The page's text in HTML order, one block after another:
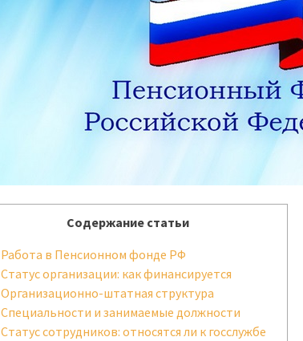
Содержание статьи
Работа в Пенсионном фонде РФ
Статус организации: как финансируется
Организационно-штатная структура
Специальности и занимаемые должности
Статус сотрудников: относятся ли к госслужбе